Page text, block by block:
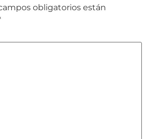
obligatorios están